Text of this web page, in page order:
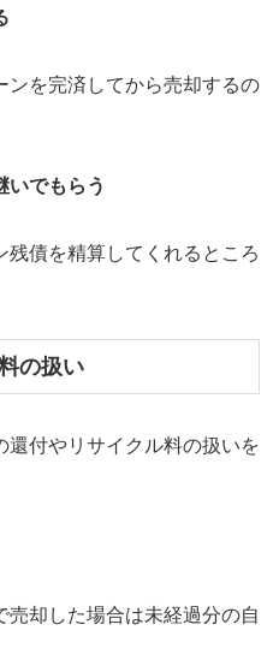
ンを完済してから売却するの
いでもらう
債を精算してくれるところ
の扱い
付やリサイクル料の扱いを
却した場合は未経過分の自